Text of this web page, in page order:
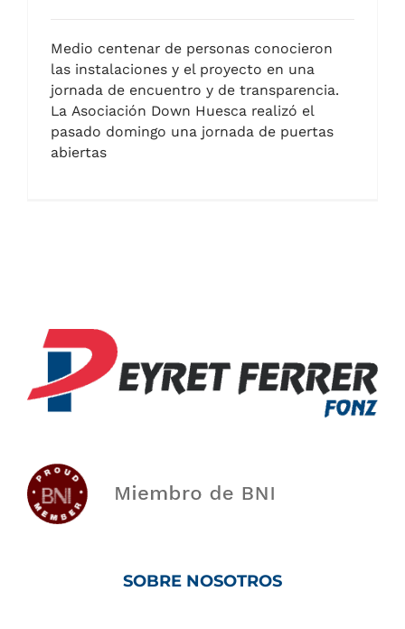
Medio centenar de personas conocieron
las instalaciones y el proyecto en una
jornada de encuentro y de transparencia.
La Asociación Down Huesca realizó el
pasado domingo una jornada de puertas
abiertas
SOBRE NOSOTROS